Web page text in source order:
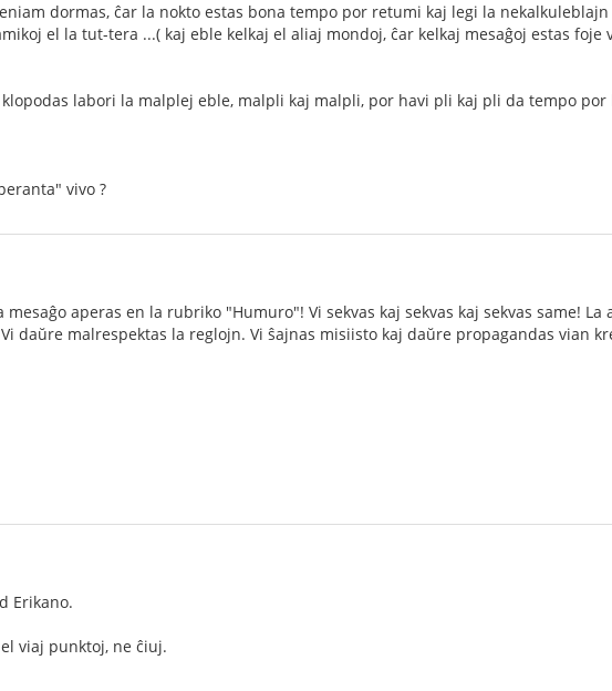
dormas, ĉar la nokto estas bona tempo por retumi kaj legi la
el la tut-tera ...( kaj eble kelkaj el aliaj mondoj, ĉar kelkaj mesaĝoj estas foje
labori la malplej eble, malpli kaj malpli, por havi pli kaj pli da tempo
vivo ?
mesaĝo aperas en la rubriko "Humuro"! Vi sekvas kaj sekvas kaj sekvas same!
daŭre malrespektas la reglojn. Vi ŝajnas misiisto kaj daŭre propagandas vian
Erikano.
viaj punktoj, ne ĉiuj.